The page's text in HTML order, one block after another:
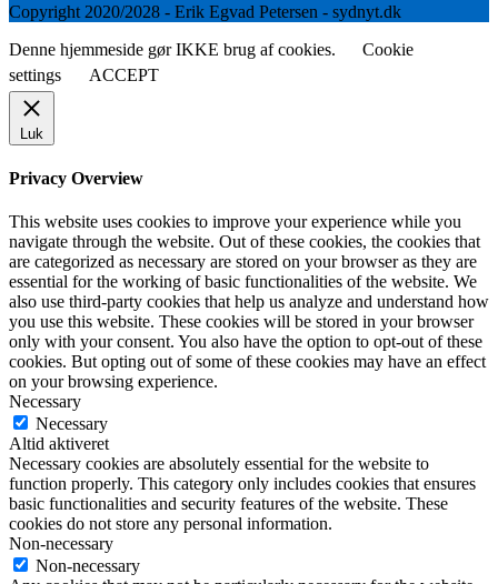
Copyright 2020/2028 - Erik Egvad Petersen - sydnyt.dk
Denne hjemmeside gør IKKE brug af cookies.
Cookie
settings
ACCEPT
Luk
Privacy Overview
This website uses cookies to improve your experience while you
navigate through the website. Out of these cookies, the cookies that
are categorized as necessary are stored on your browser as they are
essential for the working of basic functionalities of the website. We
also use third-party cookies that help us analyze and understand how
you use this website. These cookies will be stored in your browser
only with your consent. You also have the option to opt-out of these
cookies. But opting out of some of these cookies may have an effect
on your browsing experience.
Necessary
Necessary
Altid aktiveret
Necessary cookies are absolutely essential for the website to
function properly. This category only includes cookies that ensures
basic functionalities and security features of the website. These
cookies do not store any personal information.
Non-necessary
Non-necessary